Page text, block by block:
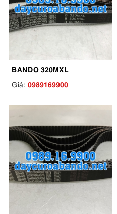
BANDO 320MXL
Giá: 0989169900